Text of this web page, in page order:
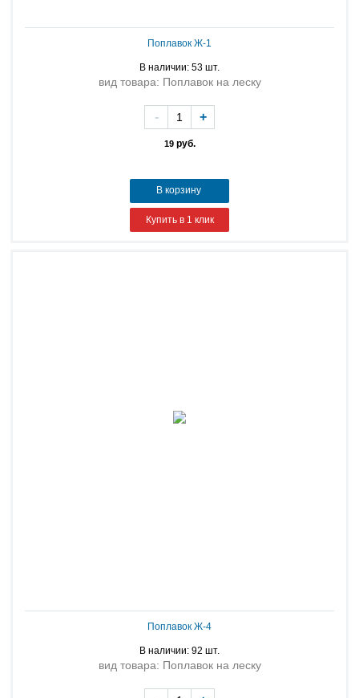
Поплавок Ж-1
В наличии: 53 шт.
вид товара: Поплавок на леску
19руб.
- +
В корзину
Купить в 1 клик
Поплавок Ж-4
В наличии: 92 шт.
вид товара: Поплавок на леску